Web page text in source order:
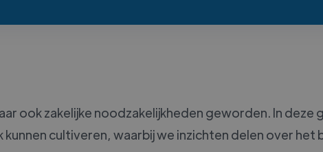
ook zakelijke noodzakelijkheden geworden. In deze
cultiveren, waarbij we inzichten delen over het